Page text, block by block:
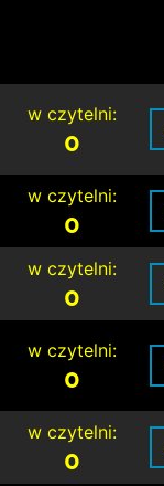
w czytelni:
0
w czytelni:
0
w czytelni:
0
w czytelni:
0
w czytelni:
0